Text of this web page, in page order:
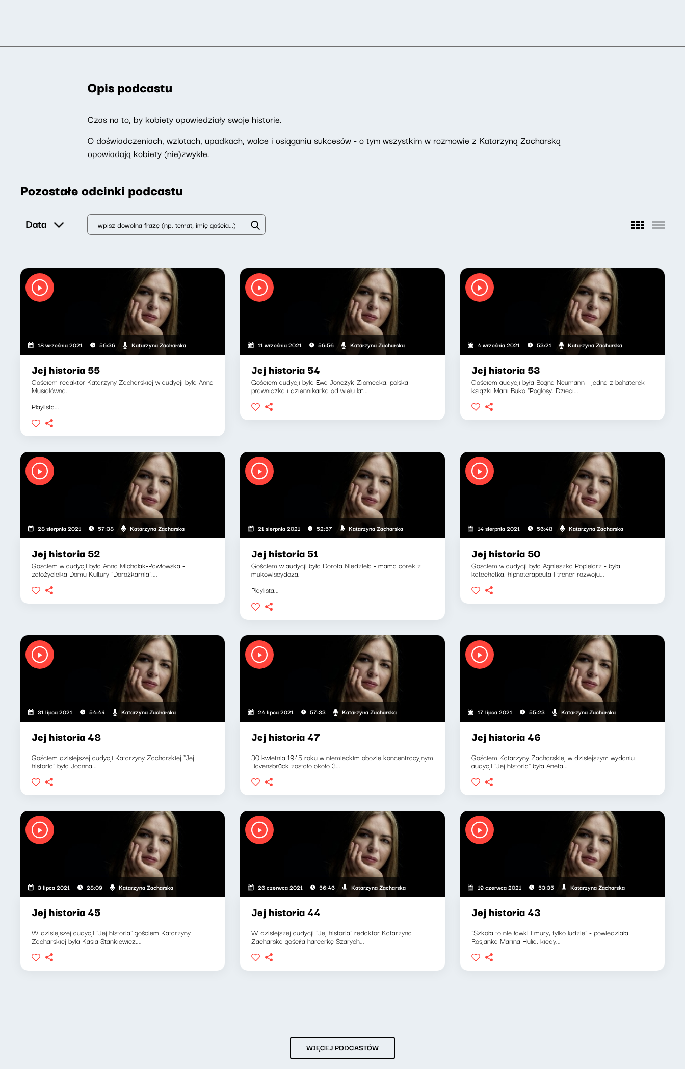
Opis podcastu
Czas na to, by kobiety opowiedziały swoje historie.
O doświadczeniach, wzlotach, upadkach, walce i osiąganiu sukcesów - o tym wszystkim w rozmowie z Katarzyną Zacharską
opowiadają kobiety (nie)zwykłe.
Pozostałe odcinki podcastu
Data
18 września 2021 56:36 Katarzyna Zacharska
Jej historia 55
Gościem redaktor Katarzyny Zacharskiej w audycji była Anna
Musiałówna.
Playlista...
11 września 2021 56:56 Katarzyna Zacharska
Jej historia 54
Gościem audycji była Ewa Jonczyk-Ziomecka, polska
prawniczka i dziennikarka od wielu lat...
4 września 2021 53:21 Katarzyna Zacharska
Jej historia 53
Gościem audycji była Bogna Neumann - jedna z bohaterek
książki Marii Buko "Pogłosy. Dzieci...
28 sierpnia 2021 57:38 Katarzyna Zacharska
Jej historia 52
Gościem w audycji była Anna Michalak-Pawłowska -
założycielka Domu Kultury "Dorożkarnia",...
21 sierpnia 2021 52:57 Katarzyna Zacharska
Jej historia 51
Gościem w audycji była Dorota Niedziela - mama córek z
mukowiscydozą.
Playlista...
14 sierpnia 2021 56:48 Katarzyna Zacharska
Jej historia 50
Gościem w audycji była Agnieszka Popielarz - była
katechetka, hipnoterapeuta i trener rozwoju...
31 lipca 2021 54:44 Katarzyna Zacharska
Jej historia 48
Gościem dzisiejszej audycji Katarzyny Zacharskiej "Jej
historia" była Joanna...
24 lipca 2021 57:33 Katarzyna Zacharska
Jej historia 47
30 kwietnia 1945 roku w niemieckim obozie koncentracyjnym
Ravensbrück zostało około 3...
17 lipca 2021 55:23 Katarzyna Zacharska
Jej historia 46
Gościem Katarzyny Zacharskiej w dzisiejszym wydaniu
audycji "Jej historia" była Aneta...
3 lipca 2021 28:09 Katarzyna Zacharska
Jej historia 45
W dzisiejszej audycji "Jej historia" gościem Katarzyny
Zacharskiej była Kasia Stankiewicz,...
26 czerwca 2021 56:46 Katarzyna Zacharska
Jej historia 44
W dzisiejszej audycji "Jej historia" redaktor Katarzyna
Zacharska gościła harcerkę Szarych...
19 czerwca 2021 53:35 Katarzyna Zacharska
Jej historia 43
"Szkoła to nie ławki i mury, tylko ludzie" - powiedziała
Rosjanka Marina Hulia, kiedy...
WIĘCEJ PODCASTÓW